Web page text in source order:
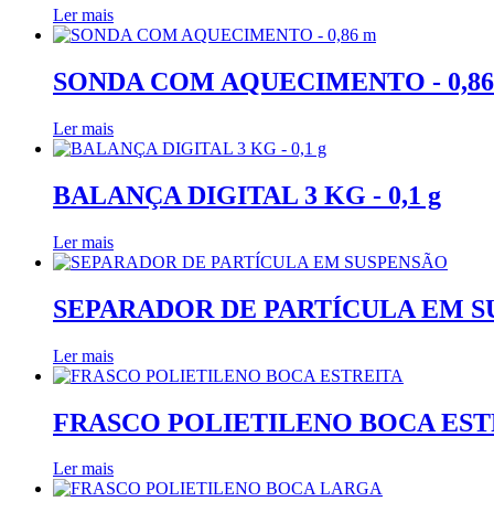
Ler mais
SONDA COM AQUECIMENTO -
Ler mais
BALANÇA DIGITAL 3 KG - 0,1 g
Ler mais
SEPARADOR DE PARTÍCULA EM
Ler mais
FRASCO POLIETILENO BOCA
Ler mais